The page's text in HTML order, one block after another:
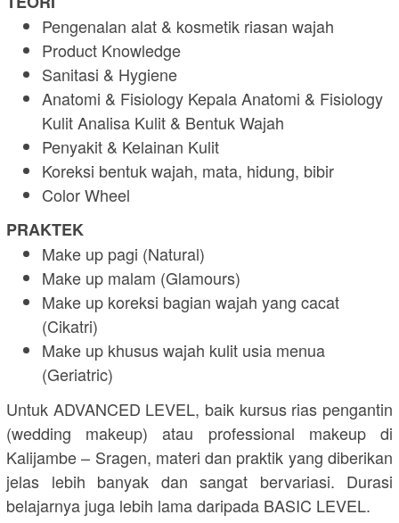
Pengenalan alat & kosmetik riasan wajah
Product Knowledge
Sanitasi & Hygiene
Anatomi & Fisiology Kepala Anatomi & Fisiology
Kulit Analisa Kulit & Bentuk Wajah
Penyakit & Kelainan Kulit
Koreksi bentuk wajah, mata, hidung, bibir
Color Wheel
PRAKTEK
Make up pagi (Natural)
Make up malam (Glamours)
Make up koreksi bagian wajah yang cacat
(Cikatri)
Make up khusus wajah kulit usia menua
(Geriatric)
Untuk ADVANCED LEVEL, baik kursus rias pengantin
(wedding makeup) atau professional makeup di
Kalijambe – Sragen, materi dan praktik yang diberikan
jelas lebih banyak dan sangat bervariasi. Durasi
belajarnya juga lebih lama daripada BASIC LEVEL.